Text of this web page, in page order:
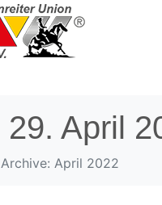
29. April
Archive: April 2022